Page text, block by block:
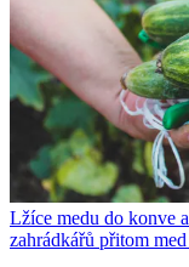
Lžíce medu do konve
zahrádkářů přitom